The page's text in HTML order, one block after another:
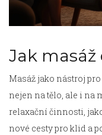
Jak masáž
Masáž jako nástroj
nejen na tělo, ale i na
relaxační činnosti,
nové cesty pro klid a